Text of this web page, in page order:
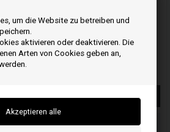
um die Website zu betreiben und
aktivieren oder deaktivieren. Die
Arten von Cookies geben an,
- Honda
Weiterlesen
Ihre Artikel vor 15:00 Uhr